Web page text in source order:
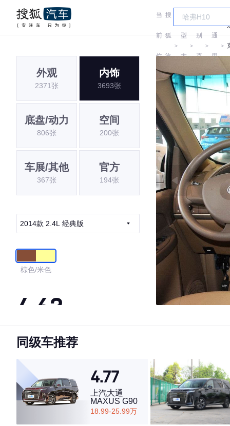
当
前
位
置:
搜
狐
汽
车
＞
车
型
大
全
＞
别
克
＞
通
用
别
＞
外观
2371张
内饰
3693张
底盘/动力
806张
空间
200张
车展/其他
367张
官方
194张
2014款 2.4L 经典版
棕色/米色
4.63
·外观表现一般，低于65%同级车
·空间表现较为优秀，优于65%同级车
同级车推荐
4.77
上汽大通
MAXUS G90
18.99-25.99万